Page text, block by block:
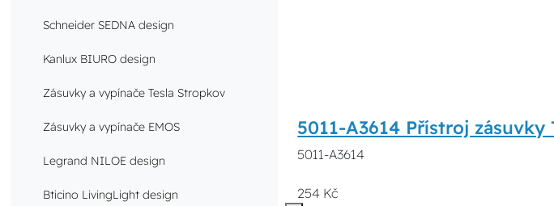
Schneider SEDNA design
Kanlux BIURO design
Zásuvky a vypínače Tesla Stropkov
Zásuvky a vypínače EMOS
Legrand NILOE design
Bticino LivingLight design
5011-A3614 Přístroj zásuvky
5011-A3614
254 Kč